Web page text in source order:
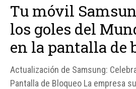
Tu móvil
los goles del
en la pantalla de
Actualización de Samsung:
Pantalla de Bloqueo La empresa